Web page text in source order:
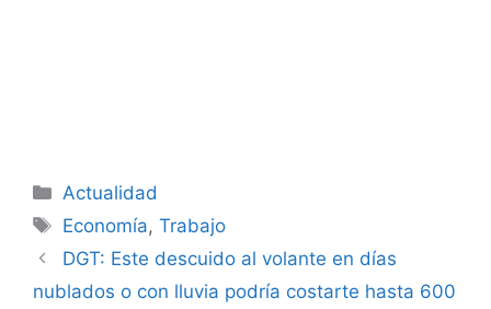
Categorías
Actualidad
Etiquetas
Economía,Trabajo
DGT: Este descuido al volante en días
nublados o con lluvia podría costarte hasta 600